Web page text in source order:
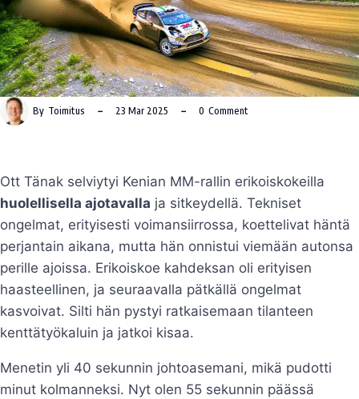
By Toimitus 23 Mar 2025 0 Comment
Ott Tänak selviytyi Kenian MM-rallin erikoiskokeilla
huolellisella ajotavalla ja sitkeydellä. Tekniset
ongelmat, erityisesti voimansiirrossa, koettelivat häntä
perjantain aikana, mutta hän onnistui viemään autonsa
perille ajoissa. Erikoiskoe kahdeksan oli erityisen
haasteellinen, ja seuraavalla pätkällä ongelmat
kasvoivat. Silti hän pystyi ratkaisemaan tilanteen
kenttätyökaluin ja jatkoi kisaa.
Menetin yli 40 sekunnin johtoasemani, mikä pudotti
minut kolmanneksi. Nyt olen 55 sekunnin päässä